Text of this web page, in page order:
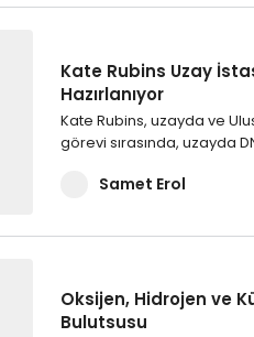
Kate Rubins Uzay
Hazırlanıyor
Kate Rubins, uzayda ve
görevi sırasında, uzayda
Samet Erol
Oksijen, Hidrojen ve
Bulutsusu